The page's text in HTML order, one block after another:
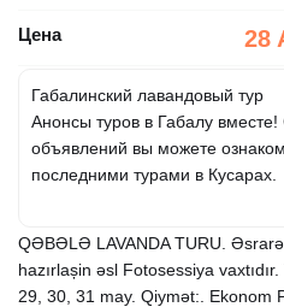
Цена 28
Габалинский лавандовый тур
Анонсы туров в Габалу
объявлений вы можете
последними турами в Кусарах.
QƏBƏLƏ LAVANDA TURU.
hazırlașin əsl Fotosessiya
29, 30, 31 may. Qiymət:. Ekonom